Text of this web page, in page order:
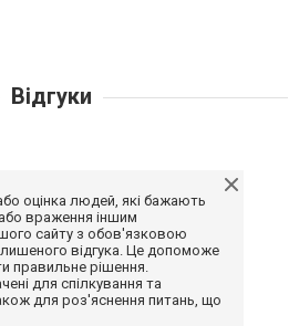
Відгуки
оцінка людей, які бажають
враження іншим
сайту з обов'язковою
відгука. Це допоможе
правильне рішення.
для спілкування та
для роз'яснення питань, що